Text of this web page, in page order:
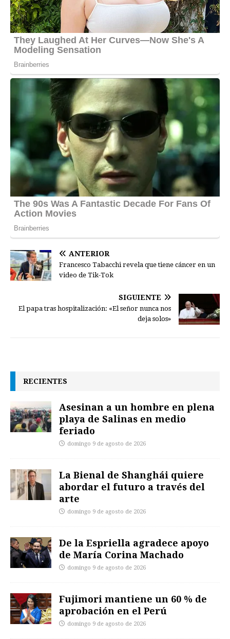
ANTERIOR
Francesco Tabacchi revela que tiene cáncer en un
video de Tik-Tok
SIGUIENTE
El papa tras hospitalización: «El señor nunca nos
deja solos»
RECIENTES
Asesinan a un hombre en plena
playa de Salinas en medio
feriado
domingo 9 de agosto de 2026
La Bienal de Shanghái quiere
abordar el futuro a través del
arte
domingo 9 de agosto de 2026
De la Espriella agradece apoyo
de María Corina Machado
domingo 9 de agosto de 2026
Fujimori mantiene un 60 % de
aprobación en el Perú
domingo 9 de agosto de 2026